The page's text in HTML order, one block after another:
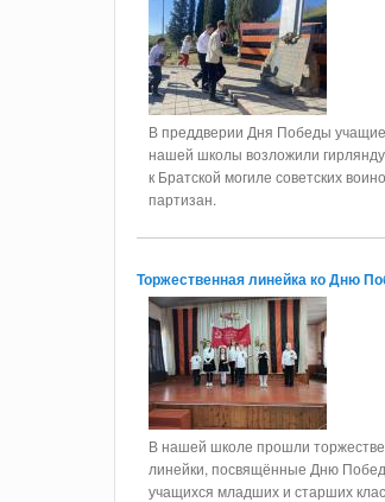
В преддверии Дня Победы
нашей школы возложили
к Братской могиле советских
партизан.
Торжественная линейка ко Дню
В нашей школе прошли
линейки, посвящённые Дню
учащихся младших и старших